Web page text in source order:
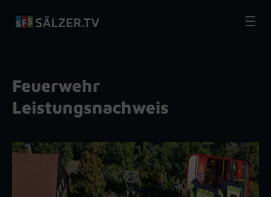
Feuerwehr
Leistungsnachweis